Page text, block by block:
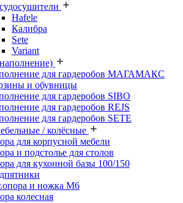
Hafele
Калибра
Sete
Variant
для гардеробов МАГАМАКС
и обувницы
для гардеробов SIBO
для гардеробов REJS
для гардеробов SETE
/ колёсные
для корпусной мебели
и подстолье для столов
для кухонной базы 100/150
и ножка М6
колесная